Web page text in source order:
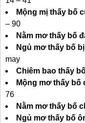
Mộng mị thấy bố
– 90
Nằm mơ thấy bố
Ngủ mơ thấy bố
may
Chiêm bao thấy
Mộng mơ thấy
76
Nằm mơ thấy bố
Ngủ mơ thấy bố